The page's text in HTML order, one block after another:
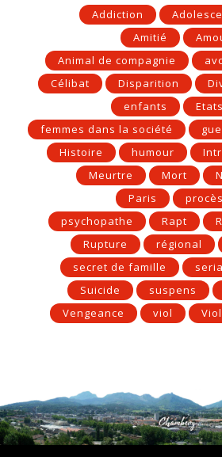
Addiction
Amitié
Animal de compagnie
Célibat
Disparition
enfants
femmes dans la société
Histoire
humour
Meurtre
Mort
Paris
procès
psychopathe
Rapt
Rupture
régional
secret de famille
Suicide
suspens
Vengeance
viol